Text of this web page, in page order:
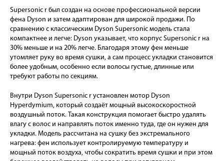
Supersonic r был создан на основе профессиональной версии
фена Dyson и затем адаптирован для широкой продажи. По
сравнению с классическим Dyson Supersonic модель стала
компактнее и легче: Dyson указывает, что корпус Supersonic r на
30% меньше и на 20% легче. Благодаря этому фен меньше
утомляет руку во время сушки, а сам процесс укладки становится
более удобным, особенно если волосы густые, длинные или
требуют работы по секциям.
Внутри Dyson Supersonic r установлен мотор Dyson
Hyperdymium, который создаёт мощный высокоскоростной
воздушный поток. Такая конструкция помогает быстро удалять
влагу с волос и направлять поток именно туда, где он нужен для
укладки. Модель рассчитана на сушку без экстремального
нагрева: фен использует контролируемую температуру и
мощный поток воздуха, чтобы сократить время сушки и при этом